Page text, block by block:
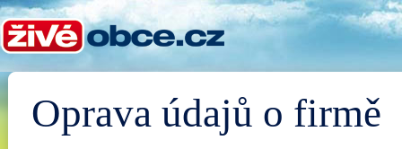
Oprava údajů o firmě